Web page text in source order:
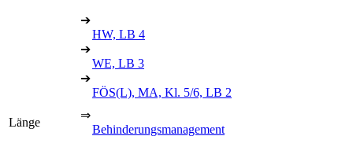
➔
HW, LB 4
➔
WE, LB 3
➔
FÖS(L), MA, Kl. 5/6, LB 2
Länge
⇒
Behinderungsmanagement